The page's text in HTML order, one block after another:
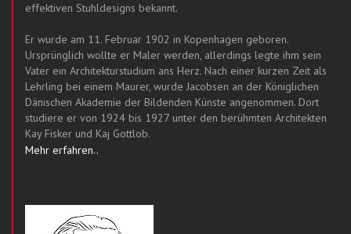
effektiven Stuhldesigns bekannt.
Er wurde am 11. Februar 1902 in Kopenhagen geboren.
Ursprünglich wollte er Maler werden, allerdings legte ihm sein
Vater ein Architekturstudium ans Herz. Nach einer kurzen Zeit als
Lehrling bei einem Maurer, wurde Jacobsen an der Königlichen
Dänischen Akademie der Bildenden Künste angenommen. Dort
studiere er von 1924 bis 1927 unter den berühmten Architekten
Kay Fisker und Kaj Gottlob.
Mehr erfahren..